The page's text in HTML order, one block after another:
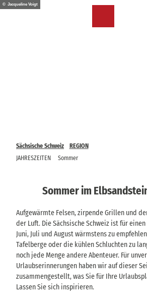
Z© Jacqueline Voigt
Sächsische Schweiz
REGION
JAHRESZEITEN
Sommer
Sommer im
Aufgewärmte Felsen, zirpende Grillen und
der Luft. Die Sächsische Schweiz ist für
Juni, Juli und August wärmstens zu
Tafelberge oder die kühlen Schluchten zu
noch jede Menge andere Abenteuer. Für
Urlaubserinnerungen haben wir auf dieser
zusammengestellt, was Sie für Ihre
Lassen Sie sich inspirieren.